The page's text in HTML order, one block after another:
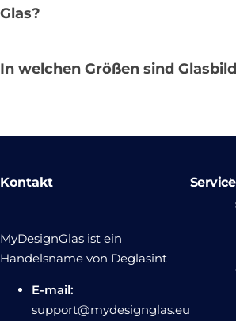
Glas?
In welchen Größen sind
Kontakt
MyDesignGlas ist ein
Handelsname von Deglasint
E-mail:
support@mydesignglas.eu
Service